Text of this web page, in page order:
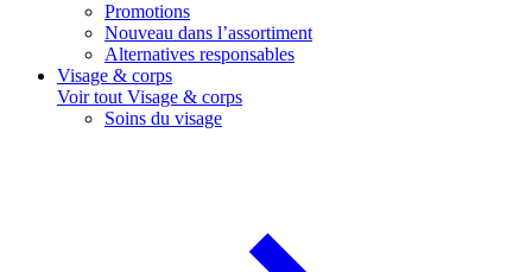
Promotions
Nouveau dans l’assortiment
Alternatives responsables
Visage & corps
Voir tout Visage & corps
Soins du visage